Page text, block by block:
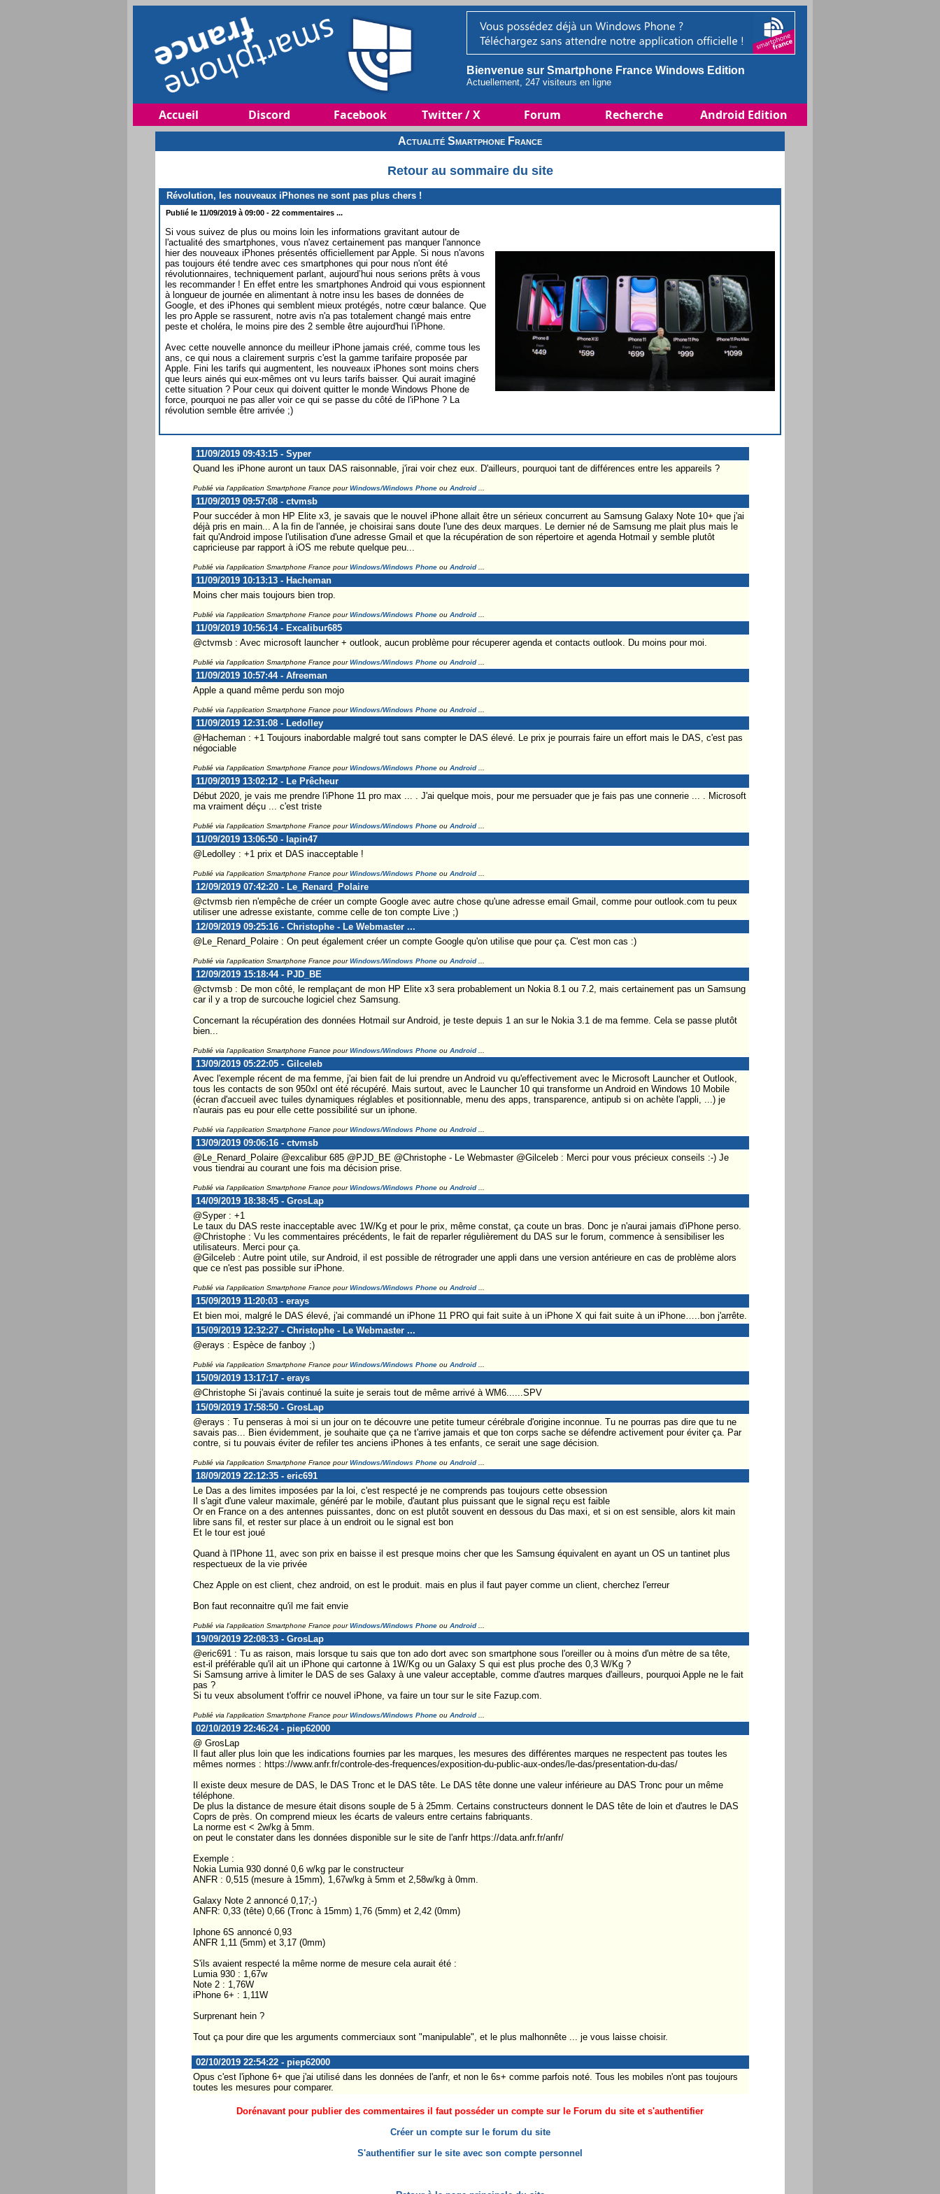
Bienvenue sur Smartphone France Windows Edition
Actuellement, 247 visiteurs en ligne
Accueil Discord Facebook Twitter / X Forum Recherche Android Edition
Actualité Smartphone France
Retour au sommaire du site
Révolution, les nouveaux iPhones ne sont pas plus chers !
Publié le 11/09/2019 à 09:00 - 22 commentaires ...
Si vous suivez de plus ou moins loin les informations gravitant autour de
l'actualité des smartphones, vous n'avez certainement pas manquer l'annonce
hier des nouveaux iPhones présentés officiellement par Apple. Si nous n'avons
pas toujours été tendre avec ces smartphones qui pour nous n'ont été
révolutionnaires, techniquement parlant, aujourd’hui nous serions prêts à vous
les recommander ! En effet entre les smartphones Android qui vous espionnent
à longueur de journée en alimentant à notre insu les bases de données de
Google, et des iPhones qui semblent mieux protégés, notre cœur balance. Que
les pro Apple se rassurent, notre avis n'a pas totalement changé mais entre
peste et choléra, le moins pire des 2 semble être aujourd'hui l'iPhone.
Avec cette nouvelle annonce du meilleur iPhone jamais créé, comme tous les
ans, ce qui nous a clairement surpris c'est la gamme tarifaire proposée par
Apple. Fini les tarifs qui augmentent, les nouveaux iPhones sont moins chers
que leurs ainés qui eux-mêmes ont vu leurs tarifs baisser. Qui aurait imaginé
cette situation ? Pour ceux qui doivent quitter le monde Windows Phone de
force, pourquoi ne pas aller voir ce qui se passe du côté de l'iPhone ? La
révolution semble être arrivée ;)
11/09/2019 09:43:15 - Syper
Quand les iPhone auront un taux DAS raisonnable, j'irai voir chez eux. D'ailleurs, pourquoi tant de différences entre les appareils ?
Publié via l'application Smartphone France pourWindows/Windows Phoneou Android...
11/09/2019 09:57:08 - ctvmsb
Pour succéder à mon HP Elite x3, je savais que le nouvel iPhone allait être un sérieux concurrent au Samsung Galaxy Note 10+ que j'ai
déjà pris en main... A la fin de l'année, je choisirai sans doute l'une des deux marques. Le dernier né de Samsung me plait plus mais le
fait qu'Android impose l'utilisation d'une adresse Gmail et que la récupération de son répertoire et agenda Hotmail y semble plutôt
capricieuse par rapport à iOS me rebute quelque peu...
Publié via l'application Smartphone France pourWindows/Windows Phoneou Android...
11/09/2019 10:13:13 - Hacheman
Moins cher mais toujours bien trop.
Publié via l'application Smartphone France pourWindows/Windows Phoneou Android...
11/09/2019 10:56:14 - Excalibur685
@ctvmsb : Avec microsoft launcher + outlook, aucun problème pour récuperer agenda et contacts outlook. Du moins pour moi.
Publié via l'application Smartphone France pourWindows/Windows Phoneou Android...
11/09/2019 10:57:44 - Afreeman
Apple a quand même perdu son mojo
Publié via l'application Smartphone France pourWindows/Windows Phoneou Android...
11/09/2019 12:31:08 - Ledolley
@Hacheman : +1 Toujours inabordable malgré tout sans compter le DAS élevé. Le prix je pourrais faire un effort mais le DAS, c'est pas
négociable
Publié via l'application Smartphone France pourWindows/Windows Phoneou Android...
11/09/2019 13:02:12 - Le Prêcheur
Début 2020, je vais me prendre l'iPhone 11 pro max ... . J'ai quelque mois, pour me persuader que je fais pas une connerie ... . Microsoft
ma vraiment déçu ... c'est triste
Publié via l'application Smartphone France pourWindows/Windows Phoneou Android...
11/09/2019 13:06:50 - lapin47
@Ledolley : +1 prix et DAS inacceptable !
Publié via l'application Smartphone France pourWindows/Windows Phoneou Android...
12/09/2019 07:42:20 - Le_Renard_Polaire
@ctvmsb rien n'empêche de créer un compte Google avec autre chose qu'une adresse email Gmail, comme pour outlook.com tu peux
utiliser une adresse existante, comme celle de ton compte Live ;)
12/09/2019 09:25:16 - Christophe - Le Webmaster ...
@Le_Renard_Polaire : On peut également créer un compte Google qu'on utilise que pour ça. C'est mon cas :)
Publié via l'application Smartphone France pourWindows/Windows Phoneou Android...
12/09/2019 15:18:44 - PJD_BE
@ctvmsb : De mon côté, le remplaçant de mon HP Elite x3 sera probablement un Nokia 8.1 ou 7.2, mais certainement pas un Samsung
car il y a trop de surcouche logiciel chez Samsung.
Concernant la récupération des données Hotmail sur Android, je teste depuis 1 an sur le Nokia 3.1 de ma femme. Cela se passe plutôt
bien...
Publié via l'application Smartphone France pourWindows/Windows Phoneou Android...
13/09/2019 05:22:05 - Gilceleb
Avec l'exemple récent de ma femme, j'ai bien fait de lui prendre un Android vu qu'effectivement avec le Microsoft Launcher et Outlook,
tous les contacts de son 950xl ont été récupéré. Mais surtout, avec le Launcher 10 qui transforme un Android en Windows 10 Mobile
(écran d'accueil avec tuiles dynamiques réglables et positionnable, menu des apps, transparence, antipub si on achète l'appli, ...) je
n'aurais pas eu pour elle cette possibilité sur un iphone.
Publié via l'application Smartphone France pourWindows/Windows Phoneou Android...
13/09/2019 09:06:16 - ctvmsb
@Le_Renard_Polaire @excalibur 685 @PJD_BE @Christophe - Le Webmaster @Gilceleb : Merci pour vous précieux conseils :-) Je
vous tiendrai au courant une fois ma décision prise.
Publié via l'application Smartphone France pourWindows/Windows Phoneou Android...
14/09/2019 18:38:45 - GrosLap
@Syper : +1
Le taux du DAS reste inacceptable avec 1W/Kg et pour le prix, même constat, ça coute un bras. Donc je n'aurai jamais d'iPhone perso.
@Christophe : Vu les commentaires précédents, le fait de reparler régulièrement du DAS sur le forum, commence à sensibiliser les
utilisateurs. Merci pour ça.
@Gilceleb : Autre point utile, sur Android, il est possible de rétrograder une appli dans une version antérieure en cas de problème alors
que ce n'est pas possible sur iPhone.
Publié via l'application Smartphone France pourWindows/Windows Phoneou Android...
15/09/2019 11:20:03 - erays
Et bien moi, malgré le DAS élevé, j'ai commandé un iPhone 11 PRO qui fait suite à un iPhone X qui fait suite à un iPhone…..bon j'arrête.
15/09/2019 12:32:27 - Christophe - Le Webmaster ...
@erays : Espèce de fanboy ;)
Publié via l'application Smartphone France pourWindows/Windows Phoneou Android...
15/09/2019 13:17:17 - erays
@Christophe Si j'avais continué la suite je serais tout de même arrivé à WM6......SPV
15/09/2019 17:58:50 - GrosLap
@erays : Tu penseras à moi si un jour on te découvre une petite tumeur cérébrale d'origine inconnue. Tu ne pourras pas dire que tu ne
savais pas... Bien évidemment, je souhaite que ça ne t'arrive jamais et que ton corps sache se défendre activement pour éviter ça. Par
contre, si tu pouvais éviter de refiler tes anciens iPhones à tes enfants, ce serait une sage décision.
Publié via l'application Smartphone France pourWindows/Windows Phoneou Android...
18/09/2019 22:12:35 - eric691
Le Das a des limites imposées par la loi, c'est respecté je ne comprends pas toujours cette obsession
Il s'agit d'une valeur maximale, généré par le mobile, d'autant plus puissant que le signal reçu est faible
Or en France on a des antennes puissantes, donc on est plutôt souvent en dessous du Das maxi, et si on est sensible, alors kit main
libre sans fil, et rester sur place à un endroit ou le signal est bon
Et le tour est joué
Quand à l'IPhone 11, avec son prix en baisse il est presque moins cher que les Samsung équivalent en ayant un OS un tantinet plus
respectueux de la vie privée
Chez Apple on est client, chez android, on est le produit. mais en plus il faut payer comme un client, cherchez l'erreur
Bon faut reconnaitre qu'il me fait envie
Publié via l'application Smartphone France pourWindows/Windows Phoneou Android...
19/09/2019 22:08:33 - GrosLap
@eric691 : Tu as raison, mais lorsque tu sais que ton ado dort avec son smartphone sous l'oreiller ou à moins d'un mètre de sa tête,
est-il préférable qu'il ait un iPhone qui cartonne à 1W/Kg ou un Galaxy S qui est plus proche des 0,3 W/Kg ?
Si Samsung arrive à limiter le DAS de ses Galaxy à une valeur acceptable, comme d'autres marques d'ailleurs, pourquoi Apple ne le fait
pas ?
Si tu veux absolument t'offrir ce nouvel iPhone, va faire un tour sur le site Fazup.com.
Publié via l'application Smartphone France pourWindows/Windows Phoneou Android...
02/10/2019 22:46:24 - piep62000
@ GrosLap
Il faut aller plus loin que les indications fournies par les marques, les mesures des différentes marques ne respectent pas toutes les
mêmes normes : https://www.anfr.fr/controle-des-frequences/exposition-du-public-aux-ondes/le-das/presentation-du-das/
Il existe deux mesure de DAS, le DAS Tronc et le DAS tête. Le DAS tête donne une valeur inférieure au DAS Tronc pour un même
téléphone.
De plus la distance de mesure était disons souple de 5 à 25mm. Certains constructeurs donnent le DAS tête de loin et d'autres le DAS
Coprs de près. On comprend mieux les écarts de valeurs entre certains fabriquants.
La norme est < 2w/kg à 5mm.
on peut le constater dans les données disponible sur le site de l'anfr https://data.anfr.fr/anfr/
Exemple :
Nokia Lumia 930 donné 0,6 w/kg par le constructeur
ANFR : 0,515 (mesure à 15mm), 1,67w/kg à 5mm et 2,58w/kg à 0mm.
Galaxy Note 2 annoncé 0,17;-)
ANFR: 0,33 (tête) 0,66 (Tronc à 15mm) 1,76 (5mm) et 2,42 (0mm)
Iphone 6S annoncé 0,93
ANFR 1,11 (5mm) et 3,17 (0mm)
S'ils avaient respecté la même norme de mesure cela aurait été :
Lumia 930 : 1,67w
Note 2 : 1,76W
iPhone 6+ : 1,11W
Surprenant hein ?
Tout ça pour dire que les arguments commerciaux sont "manipulable", et le plus malhonnête ... je vous laisse choisir.
02/10/2019 22:54:22 - piep62000
Opus c'est l'iphone 6+ que j'ai utilisé dans les données de l'anfr, et non le 6s+ comme parfois noté. Tous les mobiles n'ont pas toujours
toutes les mesures pour comparer.
Dorénavant pour publier des commentaires il faut posséder un compte sur le Forum du site et s'authentifier
Créer un compte sur le forum du site
S'authentifier sur le site avec son compte personnel